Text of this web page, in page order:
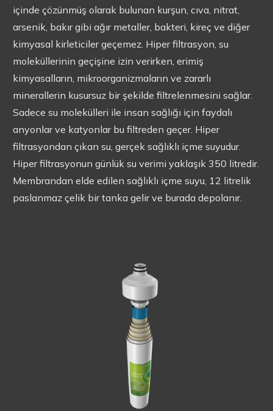
içinde çözünmüş olarak bulunan kurşun, cıva, nitrat,
arsenik, bakır gibi ağır metaller, bakteri, kireç ve diğer
kimyasal kirleticiler geçemez. Hiper filtrasyon, su
moleküllerinin geçişine izin verirken, erimiş
kimyasalların, mikroorganizmaların ve zararlı
minerallerin kusursuz bir şekilde filtrelenmesini sağlar.
Sadece su molekülleri ile insan sağlığı için faydalı
anyonlar ve katyonlar bu filtreden geçer. Hiper
filtrasyondan çıkan su, gerçek sağlıklı içme suyudur.
Hiper filtrasyonun günlük su verimi yaklaşık 350 litredir.
Membrandan elde edilen sağlıklı içme suyu, 12 litrelik
paslanmaz çelik bir tanka gelir ve burada depolanır.